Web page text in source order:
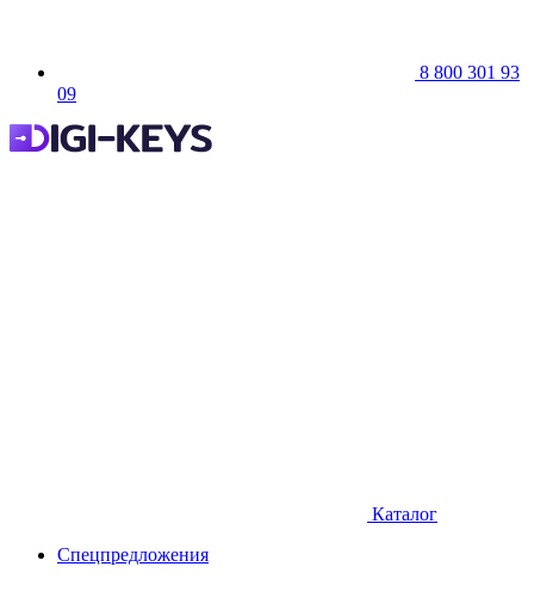
8 800 301 93
09
Каталог
Спецпредложения